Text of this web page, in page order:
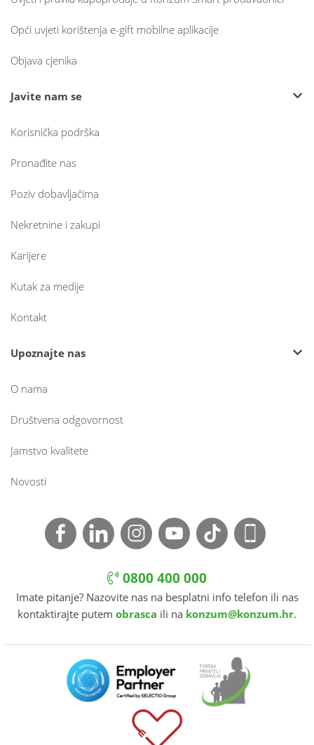
Opći uvjeti korištenja e-gift mobilne aplikacije
Objava cjenika
Javite nam se
Korisnička podrška
Pronađite nas
Poziv dobavljačima
Nekretnine i zakupi
Karijere
Kutak za medije
Kontakt
Upoznajte nas
O nama
Društvena odgovornost
Jamstvo kvalitete
Novosti
0800 400 000
Imate pitanje? Nazovite nas na besplatni info telefon ili nas
kontaktirajte putem obrasca ili na konzum@konzum.hr.